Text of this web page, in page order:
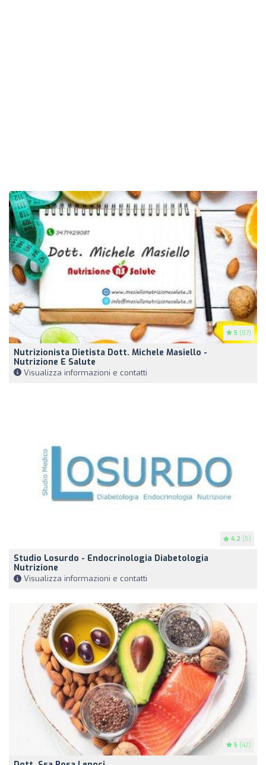
5 (87)
Nutrizionista Dietista Dott. Michele Masiello -
Nutrizione E Salute
Visualizza informazioni e contatti
4.2 (5)
Studio Losurdo - Endocrinologia Diabetologia
Nutrizione
Visualizza informazioni e contatti
5 (42)